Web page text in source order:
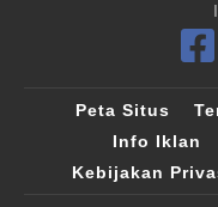
Peta Situs
Info Iklan
Kebijakan